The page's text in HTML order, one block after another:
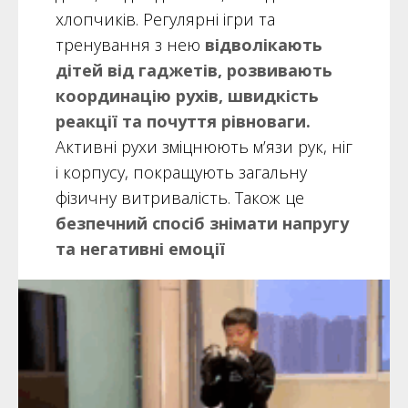
хлопчиків. Регулярні ігри та
тренування з нею відволікають
дітей від гаджетів, розвивають
координацію рухів, швидкість
реакції та почуття рівноваги.
Активні рухи зміцнюють м’язи рук, ніг
і корпусу, покращують загальну
фізичну витривалість. Також це
безпечний спосіб знімати напругу
та негативні емоції